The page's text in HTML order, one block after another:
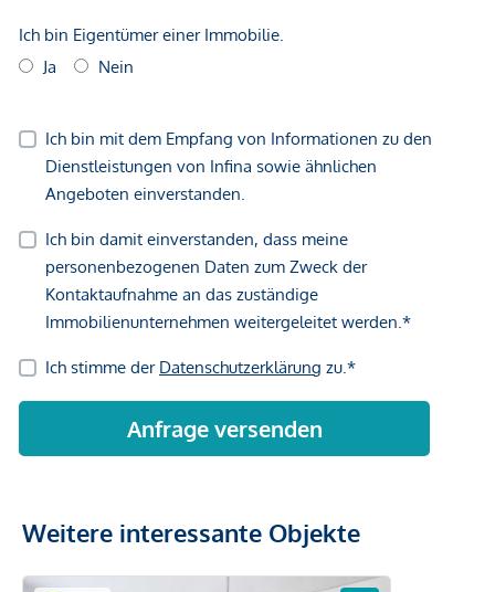
Weitere interessante Objekte